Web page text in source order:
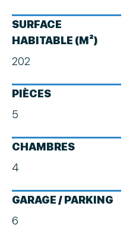
SURFACE
HABITABLE (M²)
202
PIÈCES
5
CHAMBRES
4
GARAGE / PARKING
6